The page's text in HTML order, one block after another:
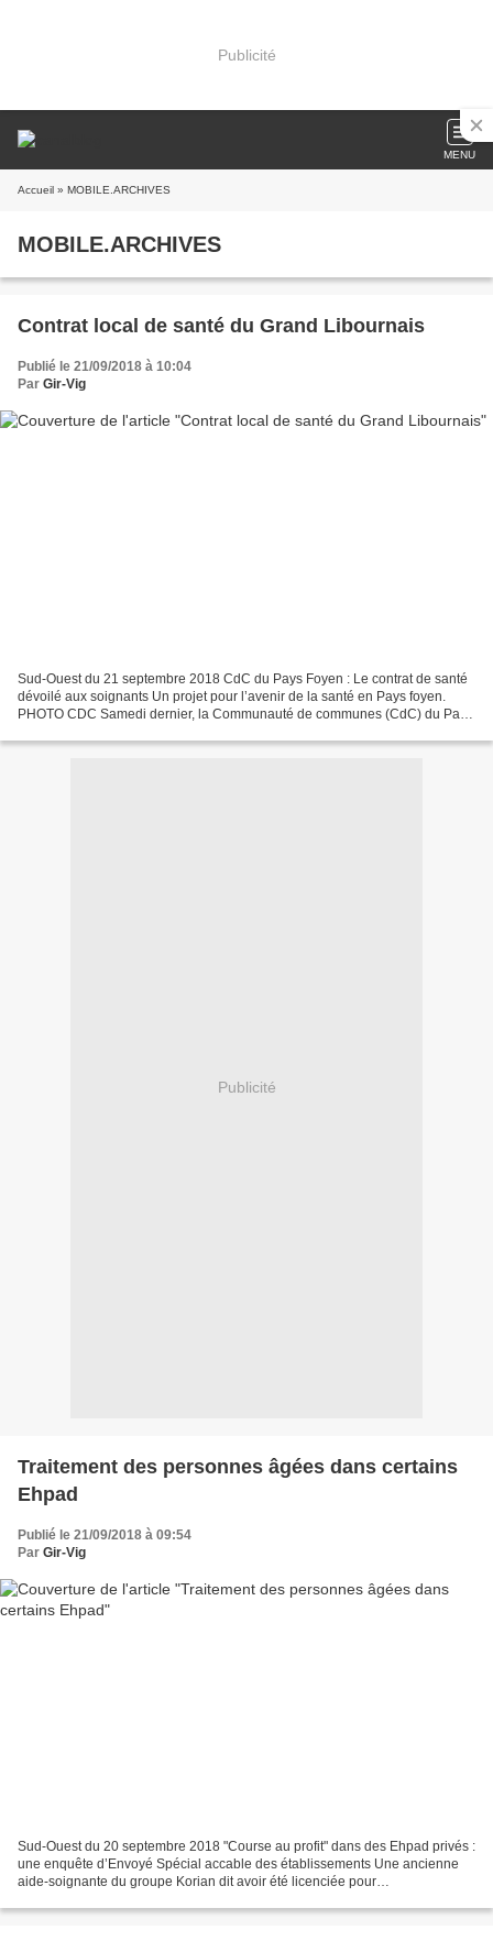
Publicité
MENU
Accueil » MOBILE.ARCHIVES
MOBILE.ARCHIVES
Contrat local de santé du Grand Libournais
Publié le 21/09/2018 à 10:04
Par Gir-Vig
Sud-Ouest du 21 septembre 2018 CdC du Pays Foyen : Le contrat de santé
dévoilé aux soignants Un projet pour l’avenir de la santé en Pays foyen.
PHOTO CDC Samedi dernier, la Communauté de communes (CdC) du Pays
Publicité
Traitement des personnes âgées dans certains
Ehpad
Publié le 21/09/2018 à 09:54
Par Gir-Vig
Sud-Ouest du 20 septembre 2018 "Course au profit" dans des Ehpad privés :
une enquête d’Envoyé Spécial accable des établissements Une ancienne
aide-soignante du groupe Korian dit avoir été licenciée pour